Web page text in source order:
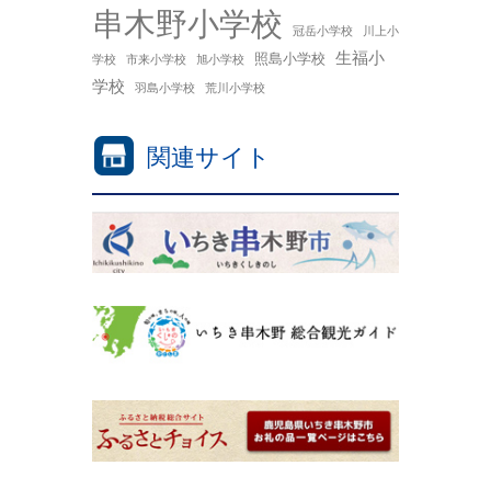
串木野小学校 冠岳小学校
川上小
学校
市来小学校 旭小学校 照島小学校 生福小
学校
羽島小学校 荒川小学校
関連サイト